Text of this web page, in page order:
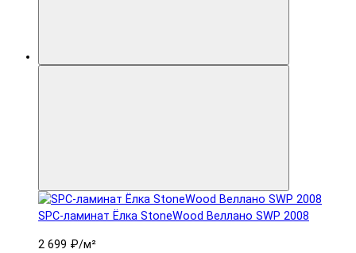
SPC-ламинат Ëлка StoneWood Веллано SWP 2008
2 699 ₽/м²